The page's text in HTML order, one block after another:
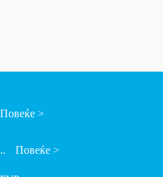
Повеќе >
Повеќе >